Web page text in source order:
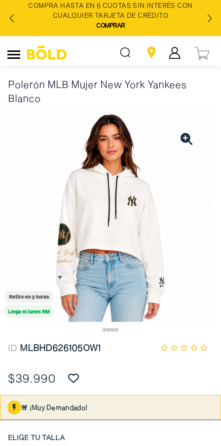
COMPRA HASTA EN 6 CUOTAS SIN INTERÉS CON
CUALQUIER TARJETA DE CRÉDITO
COMPRAR
Polerón MLB Mujer New York Yankees
Blanco
Retiro en 3 horas
Llega el lunes RM
ID MLBHD626105OW1
$39.990
🚨 ¡Muy Demandado!
ELIGE TU TALLA